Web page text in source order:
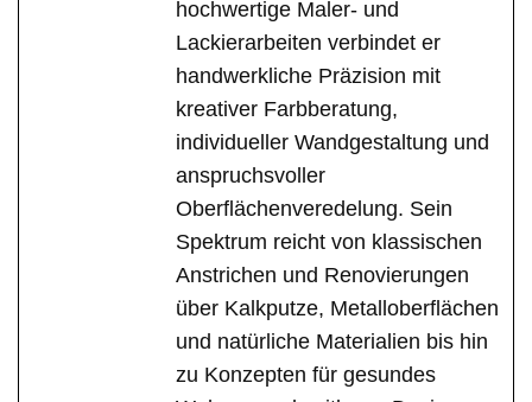
hochwertige Maler- und
Lackierarbeiten verbindet er
handwerkliche Präzision mit
kreativer Farbberatung,
individueller Wandgestaltung und
anspruchsvoller
Oberflächenveredelung. Sein
Spektrum reicht von klassischen
Anstrichen und Renovierungen
über Kalkputze, Metalloberflächen
und natürliche Materialien bis hin
zu Konzepten für gesundes